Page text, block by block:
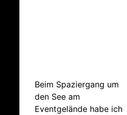
Beim Spaziergang um
den See am
Eventgelände habe ich